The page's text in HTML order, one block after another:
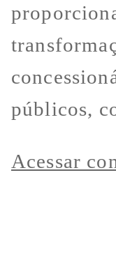
públicos,
Acessar